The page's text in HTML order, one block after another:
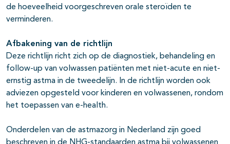
de hoeveelheid voorgeschreven orale steroïden te
verminderen.
Afbakening van de richtlijn
Deze richtlijn richt zich op de diagnostiek, behandeling en
follow-up van volwassen patiënten met niet-acute en niet-
ernstig astma in de tweedelijn. In de richtlijn worden ook
adviezen opgesteld voor kinderen en volwassenen, rondom
het toepassen van e-health.
Onderdelen van de astmazorg in Nederland zijn goed